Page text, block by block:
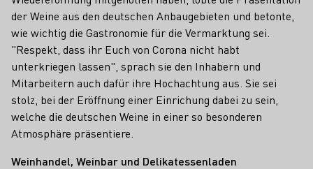
der Weine aus den deutschen Anbaugebieten und betonte,
wie wichtig die Gastronomie für die Vermarktung sei.
"Respekt, dass ihr Euch von Corona nicht habt
unterkriegen lassen", sprach sie den Inhabern und
Mitarbeitern auch dafür ihre Hochachtung aus. Sie sei
stolz, bei der Eröffnung einer Einrichung dabei zu sein,
welche die deutschen Weine in einer so besonderen
Atmosphäre präsentiere.
Weinhandel, Weinbar und Delikatessenladen